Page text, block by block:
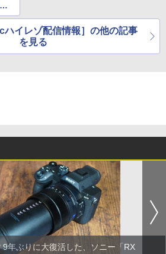
ハイレゾ配信情報］の他の記事
を見る
年ぶりに大復活した、ソニー「RX